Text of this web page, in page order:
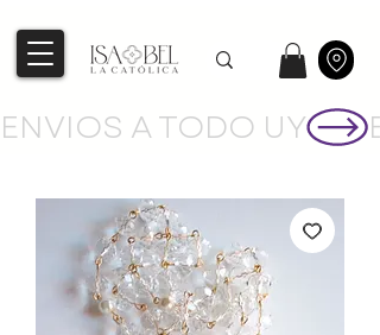
ENVIOS A TODO UY